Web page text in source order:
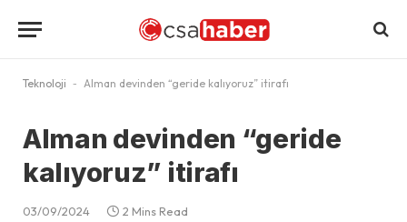
Teknoloji - Alman devinden “geride kalıyoruz” itirafı
Alman devinden “geride
kalıyoruz” itirafı
03/09/2024 2 Mins Read